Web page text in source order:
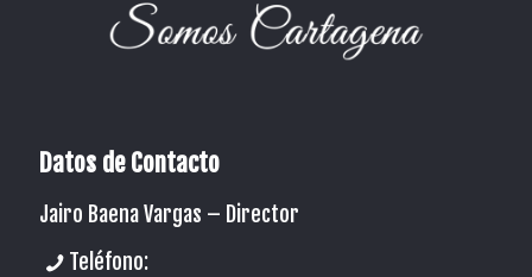
Datos de Contacto
Jairo Baena Vargas – Director
Teléfono: